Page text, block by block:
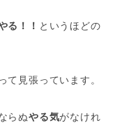
る！！ というほどの
て見張っています。
らぬやる気がなけれ